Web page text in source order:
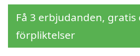
Få 3 erbjudanden, gratis
förpliktelser